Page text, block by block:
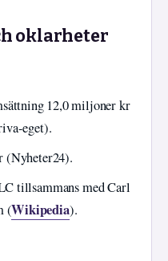
oklarheter
12,0 miljoner kr
eget).
(Nyheter24).
tillsammans med Carl
(Wikipedia).